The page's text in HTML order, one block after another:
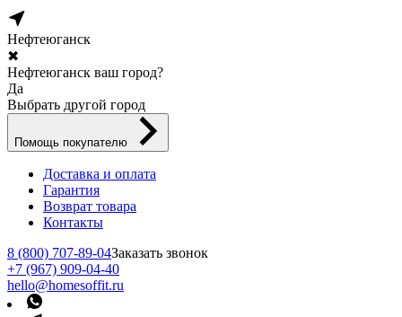
Нефтеюганск
✖
Нефтеюганск ваш город?
Да
Выбрать другой город
Помощь покупателю
Доставка и оплата
Гарантия
Возврат товара
Контакты
8 (800) 707-89-04Заказать звонок
+7 (967) 909-04-40
hello@homesoffit.ru